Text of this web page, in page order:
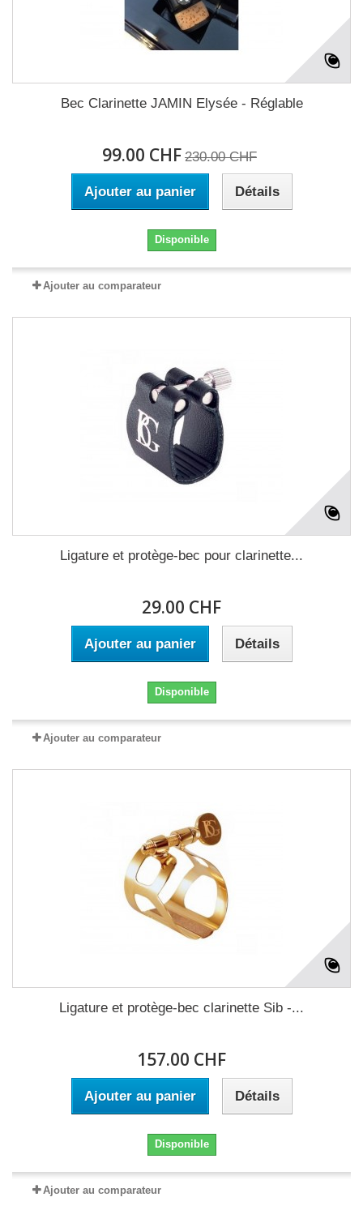
Bec Clarinette JAMIN Elysée - Réglable
99.00 CHF 230.00 CHF
Ajouter au panier Détails
Disponible
Ajouter au comparateur
Ligature et protège-bec pour clarinette...
29.00 CHF
Ajouter au panier Détails
Disponible
Ajouter au comparateur
Ligature et protège-bec clarinette Sib -...
157.00 CHF
Ajouter au panier Détails
Disponible
Ajouter au comparateur